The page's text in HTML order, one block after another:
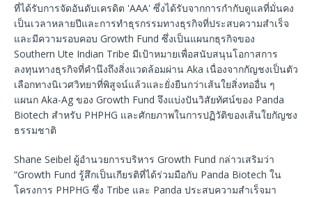
ที่ได้รับการจัดอันดับเครดิต 'AAA' ซึ่งได้รับจากการกำกับดูแลที่มั่นคง
เป็นเวลาหลายปีและการทำธุรกรรมทางธุรกิจที่ประสบความสำเร็จ
และมีความรอบคอบ Growth Fund ซึ่งเป็นแผนกธุรกิจของ
Southern Ute Indian Tribe มีเป้าหมายเพื่อสนับสนุนโอกาสการ
ลงทุนทางธุรกิจที่คำนึงถึงสิ่งแวดล้อมผ่าน Aka เนื่องจากกัญชงเป็นตัว
เลือกทางนิเวศวิทยาที่พิสูจน์แล้วและยั่งยืนกว่าเส้นใยสิ่งทออื่น ๆ
แผนก Aka-Ag ของ Growth Fund จึงแบ่งปันวิสัยทัศน์ของ Panda
Biotech สำหรับ PHPHG และศักยภาพในการปฏิวัติของเส้นใยกัญชง
ธรรมชาติ
Shane Seibel ผู้อำนวยการบริหาร Growth Fund กล่าวเสริมว่า
“Growth Fund รู้สึกเป็นเกียรติที่ได้ร่วมมือกับ Panda Biotech ใน
โครงการ PHPHG ซึ่ง Tribe และ Panda ประสบความสำเร็จมา